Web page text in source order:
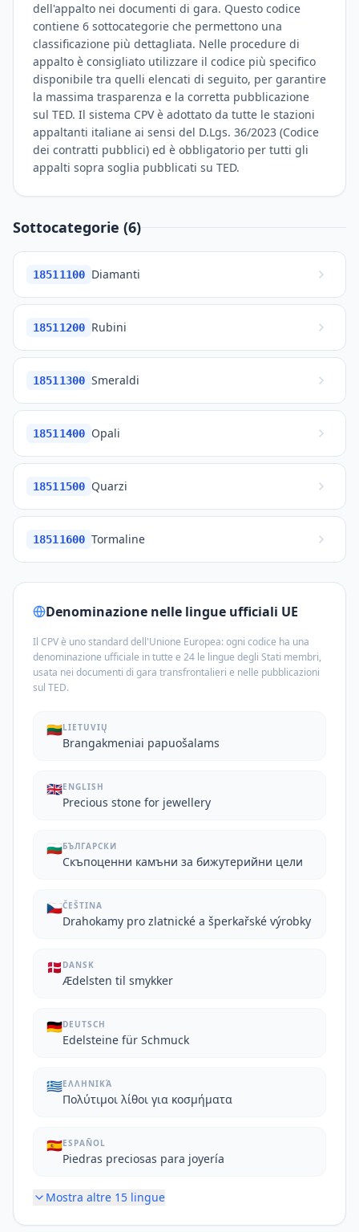
dell'appalto nei documenti di gara. Questo codice
contiene 6 sottocategorie che permettono una
classificazione più dettagliata. Nelle procedure di
appalto è consigliato utilizzare il codice più specifico
disponibile tra quelli elencati di seguito, per garantire
la massima trasparenza e la corretta pubblicazione
sul TED. Il sistema CPV è adottato da tutte le stazioni
appaltanti italiane ai sensi del D.Lgs. 36/2023 (Codice
dei contratti pubblici) ed è obbligatorio per tutti gli
appalti sopra soglia pubblicati su TED.
Sottocategorie (6)
18511100 Diamanti
18511200 Rubini
18511300 Smeraldi
18511400 Opali
18511500 Quarzi
18511600 Tormaline
Denominazione nelle lingue ufficiali UE
Il CPV è uno standard dell'Unione Europea: ogni codice ha una
denominazione ufficiale in tutte e 24 le lingue degli Stati membri,
usata nei documenti di gara transfrontalieri e nelle pubblicazioni
sul TED.
🇱🇹LIETUVIŲ
Brangakmeniai papuošalams
🇬🇧ENGLISH
Precious stone for jewellery
🇧🇬БЪЛГАРСКИ
Скъпоценни камъни за бижутерийни цели
🇨🇿ČEŠTINA
Drahokamy pro zlatnické a šperkařské výrobky
🇩🇰 DANSK
Ædelsten til smykker
🇩🇪DEUTSCH
Edelsteine für Schmuck
🇬🇷ΕΛΛΗΝΙΚΆ
Πολύτιμοι λίθοι για κοσμήματα
🇪🇸ESPAÑOL
Piedras preciosas para joyería
Mostra altre 15 lingue